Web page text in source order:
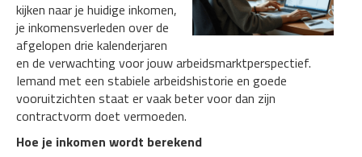
kijken naar je huidige inkomen,
je inkomensverleden over de
afgelopen drie kalenderjaren
en de verwachting voor jouw arbeidsmarktperspectief.
Iemand met een stabiele arbeidshistorie en goede
vooruitzichten staat er vaak beter voor dan zijn
contractvorm doet vermoeden.
Hoe je inkomen wordt berekend